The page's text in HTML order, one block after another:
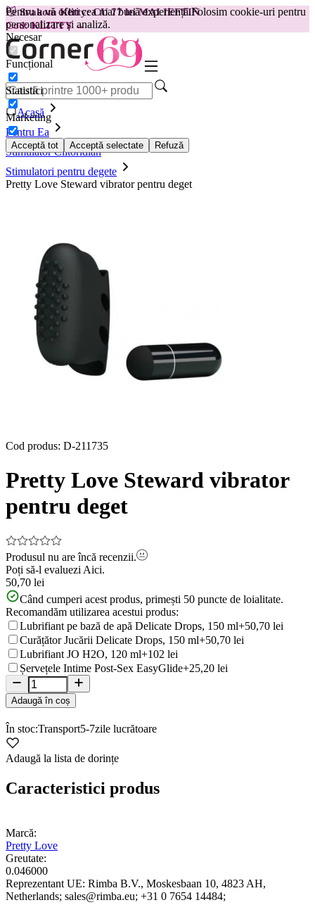
Pentru a vă oferi cea mai bună experiență.Folosim cookie-uri pentru
personalizare și analiză.
Necesar
Funcțional
Statistici
Marketing
Acceptă tot Acceptă selectate Refuză
😽Svakom Klitty: CU 77 lei MAI IEFTIN
Cod: KLITTY →
Acasă
Pentru Ea
Stimulator Clitoridian
Stimulatori pentru degete
Pretty Love Steward vibrator pentru deget
Cod produs: D-211735
Pretty Love Steward vibrator
pentru deget
Produsul nu are încă recenzii.
Poți să-l evaluezi Aici.
50,70 lei
Când cumperi acest produs, primești 50 puncte de loialitate.
Recomandăm utilizarea acestui produs:
Lubrifiant pe bază de apă Delicate Drops, 150 ml+50,70 lei
Curățător Jucării Delicate Drops, 150 ml+50,70 lei
Lubrifiant JO H2O, 120 ml+102 lei
Șervețele Intime Post-Sex EasyGlide+25,20 lei
Adaugă în coș
În stoc:Transport5-7zile lucrătoare
Adaugă la lista de dorințe
Caracteristici produs
Marcă:
Pretty Love
Greutate:
0.046000
Reprezentant UE: Rimba B.V., Moskesbaan 10, 4823 AH,
Netherlands; sales@rimba.eu; +31 0 7654 14484;